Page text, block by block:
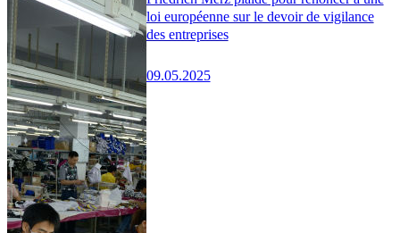
loi européenne sur le devoir de vigilance
des entreprises
09.05.2025